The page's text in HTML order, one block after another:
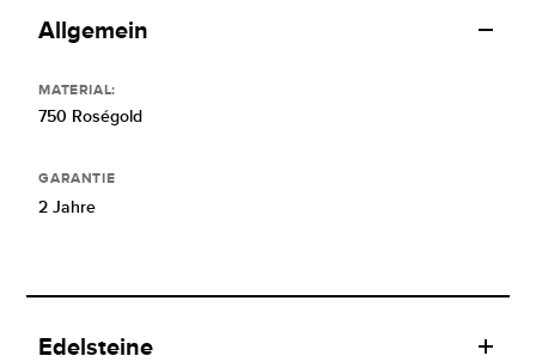
Allgemein
MATERIAL:
750 Roségold
GARANTIE
2 Jahre
Edelsteine